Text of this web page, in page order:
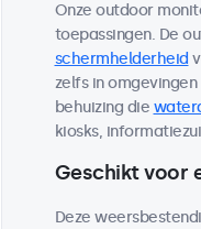
Onze outdoor
toepassingen. De
schermhelderheid
zelfs in
behuizing die
kiosks,
Geschikt voor
Deze